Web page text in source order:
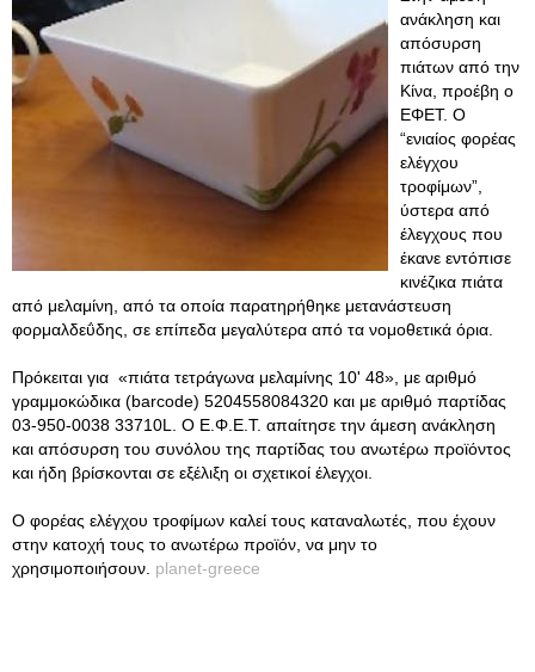
ανάκληση και
απόσυρση
πιάτων από την
Κίνα, προέβη ο
ΕΦΕΤ. Ο
“ενιαίος φορέας
ελέγχου
τροφίμων”,
ύστερα από
έλεγχους που
έκανε εντόπισε
κινέζικα πιάτα
από μελαμίνη, από τα οποία παρατηρήθηκε μετανάστευση
φορμαλδεΰδης, σε επίπεδα μεγαλύτερα από τα νομοθετικά όρια.
Πρόκειται για «πιάτα τετράγωνα μελαμίνης 10' 48», με αριθμό
γραμμοκώδικα (barcode) 5204558084320 και με αριθμό παρτίδας
03-950-0038 33710L. Ο Ε.Φ.Ε.Τ. απαίτησε την άμεση ανάκληση
και απόσυρση του συνόλου της παρτίδας του ανωτέρω προϊόντος
και ήδη βρίσκονται σε εξέλιξη οι σχετικοί έλεγχοι.
Ο φορέας ελέγχου τροφίμων καλεί τους καταναλωτές, που έχουν
στην κατοχή τους το ανωτέρω προϊόν, να μην το
χρησιμοποιήσουν. planet-greece